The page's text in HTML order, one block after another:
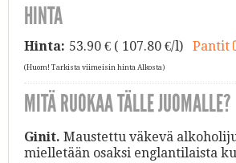
HINTA
Hinta: 53.90€ ( 107.80 €/l) Pantit
(Huom! Tarkista viimeisin hinta Alkosta)
MITÄ RUOKAA TÄLLE JUOMALLE?
Ginit. Maustettu väkevä
mielletään osaksi englantilaista